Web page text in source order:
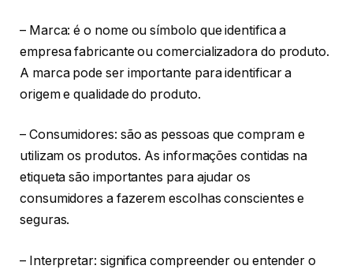
– Marca: é o nome ou símbolo que identifica a
empresa fabricante ou comercializadora do produto.
A marca pode ser importante para identificar a
origem e qualidade do produto.
– Consumidores: são as pessoas que compram e
utilizam os produtos. As informações contidas na
etiqueta são importantes para ajudar os
consumidores a fazerem escolhas conscientes e
seguras.
– Interpretar: significa compreender ou entender o